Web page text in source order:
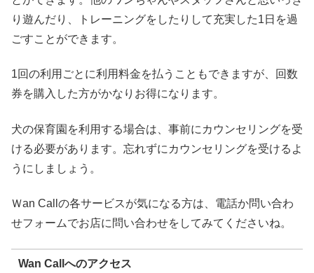
り遊んだり、トレーニングをしたりして充実した1日を過
ごすことができます。
1回の利用ごとに利用料金を払うこともできますが、回数
券を購入した方がかなりお得になります。
犬の保育園を利用する場合は、事前にカウンセリングを受
ける必要があります。忘れずにカウンセリングを受けるよ
うにしましょう。
Ｗan Callの各サービスが気になる方は、電話か問い合わ
せフォームでお店に問い合わせをしてみてくださいね。
Wan Callへのアクセス